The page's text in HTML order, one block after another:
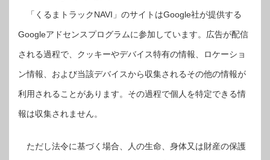
「くるまトラックNAVI」のサイトはGoogle社が提供する
Googleアドセンスプログラムに参加しています。広告が配信
される過程で、クッキーやデバイス特有の情報、ロケーショ
ン情報、および当該デバイスから収集されるその他の情報が
利用されることがあります。その過程で個人を特定できる情
報は収集されません。
ただし法令に基づく場合、人の生命、身体又は財産の保護